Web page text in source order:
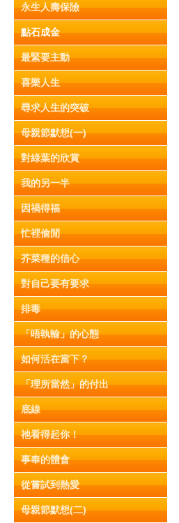
永生人壽保險
點石成金
最緊要主動
喜樂人生
尋求人生的突破
母親節默想(一)
對綠葉的欣賞
我的另一半
因禍得福
忙裡偷閒
芥菜種的信心
對自己要有要求
排毒
「唔執輸」的心態
如何活在當下？
「理所當然」的付出
底線
祂看得起你！
事奉的體會
從嘗試到熱愛
母親節默想(二)